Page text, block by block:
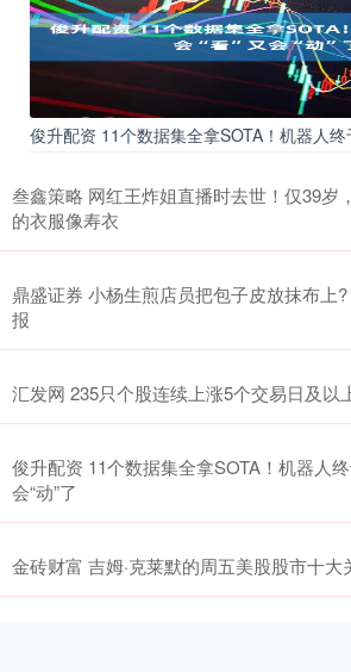
俊升配资 11个数据集全拿SOTA！机器人终
叁鑫策略 网红王炸姐直播时去世！仅39岁
的衣服像寿衣
鼎盛证券 小杨生煎店员把包子皮放抹布上
报
汇发网 235只个股连续上涨5个交易日及以
俊升配资 11个数据集全拿SOTA！机器人终
会“动”了
金砖财富 吉姆·克莱默的周五美股股市十大